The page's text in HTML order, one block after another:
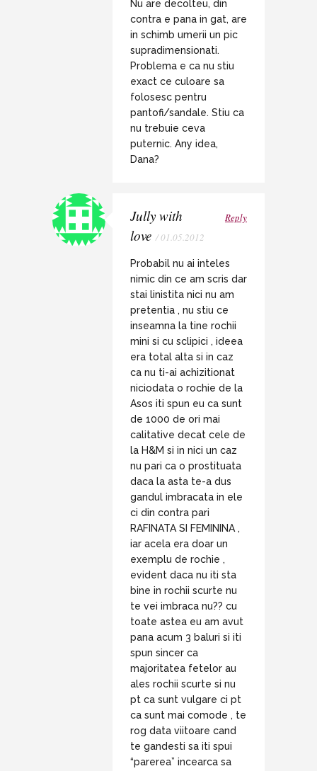
Nu are decolteu, din
contra e pana in gat, are
in schimb umerii un pic
supradimensionati.
Problema e ca nu stiu
exact ce culoare sa
folosesc pentru
pantofi/sandale. Stiu ca
nu trebuie ceva
puternic. Any idea,
Dana?
Jully with
love / 01.05.2012
Reply
Probabil nu ai inteles
nimic din ce am scris dar
stai linistita nici nu am
pretentia , nu stiu ce
inseamna la tine rochii
mini si cu sclipici , ideea
era total alta si in caz
ca nu ti-ai achizitionat
niciodata o rochie de la
Asos iti spun eu ca sunt
de 1000 de ori mai
calitative decat cele de
la H&M si in nici un caz
nu pari ca o prostituata
daca la asta te-a dus
gandul imbracata in ele
ci din contra pari
RAFINATA SI FEMININA ,
iar acela era doar un
exemplu de rochie ,
evident daca nu iti sta
bine in rochii scurte nu
te vei imbraca nu?? cu
toate astea eu am avut
pana acum 3 baluri si iti
spun sincer ca
majoritatea fetelor au
ales rochii scurte si nu
pt ca sunt vulgare ci pt
ca sunt mai comode , te
rog data viitoare cand
te gandesti sa iti spui
“parerea” incearca sa